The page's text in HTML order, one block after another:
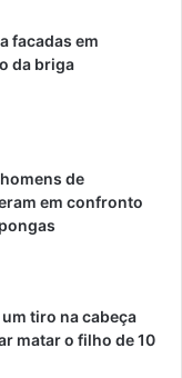
facadas em
da briga
de
em confronto
tiro na cabeça
matar o filho de 10